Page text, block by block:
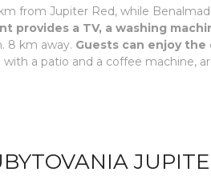
from Jupiter Red, while
provides a TV, a washing
8 km away. Guests can enjoy
a patio and a coffee machine,